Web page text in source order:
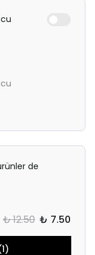
de
₺ 12.50 ₺ 7.50